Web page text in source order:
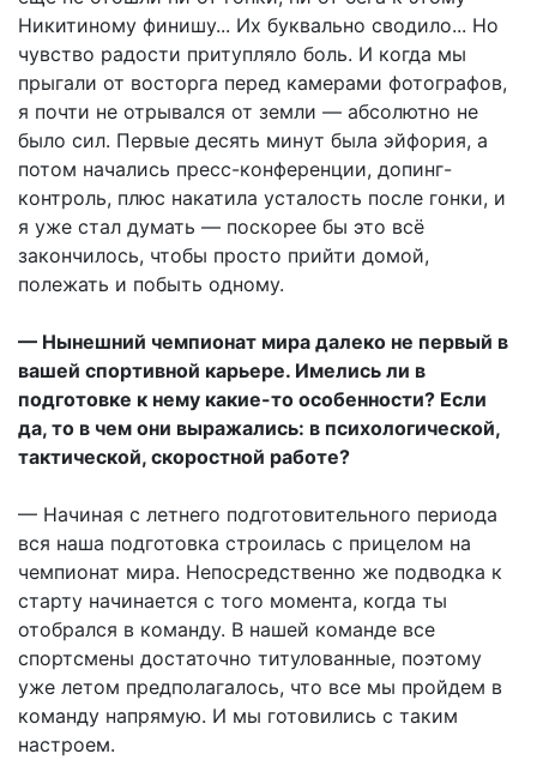
Никитиному финишу... Их буквально сводило... Но
чувство радости притупляло боль. И когда мы
прыгали от восторга перед камерами фотографов,
я почти не отрывался от земли — абсолютно не
было сил. Первые десять минут была эйфория, а
потом начались пресс-конференции, допинг-
контроль, плюс накатила усталость после гонки, и
я уже стал думать — поскорее бы это всё
закончилось, чтобы просто прийти домой,
полежать и побыть одному.
— Нынешний чемпионат мира далеко не первый в
вашей спортивной карьере. Имелись ли в
подготовке к нему какие-то особенности? Если
да, то в чем они выражались: в психологической,
тактической, скоростной работе?
— Начиная с летнего подготовительного периода
вся наша подготовка строилась с прицелом на
чемпионат мира. Непосредственно же подводка к
старту начинается с того момента, когда ты
отобрался в команду. В нашей команде все
спортсмены достаточно титулованные, поэтому
уже летом предполагалось, что все мы пройдем в
команду напрямую. И мы готовились с таким
настроем.